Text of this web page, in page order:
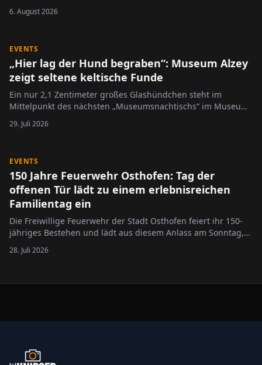
6. August 2026
EVENTS
„Hier lag der Hund begraben“: Museum Alzey
zeigt seltene keltische Funde
Ein nur 2,1 Zentimeter großes Glashündchen steht im
Mittelpunkt des nächsten „Museumsnachtischs“ im Museum
Alzey. Unter dem Titel „Hier lag der Hund begraben“ widmet
sich die Veranstaltung am 11. August 2026 dem
29. Juli 2026
EVENTS
150 Jahre Feuerwehr Osthofen: Tag der
offenen Tür lädt zu einem erlebnisreichen
Familientag ein
Die Freiwillige Feuerwehr der Stadt Osthofen feiert ihr 150-
jähriges Bestehen und lädt aus diesem Anlass am Sonntag,
6. September 2026, von 10 bis 17 Uhr zum Tag der offenen
Tür ein. Besucherinnen und Besucher erwartet ein
28. Juli 2026